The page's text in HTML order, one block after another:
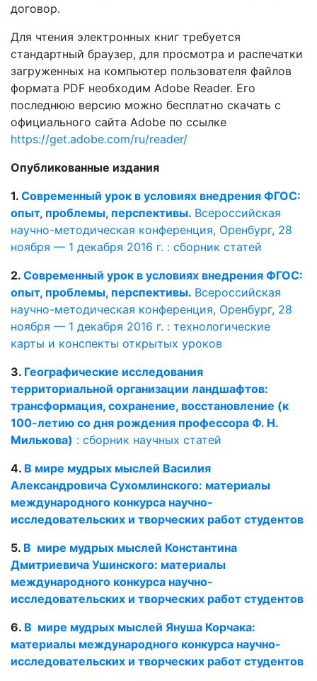
договор.
Для чтения электронных книг требуется
стандартный браузер, для просмотра и распечатки
загруженных на компьютер пользователя файлов
формата PDF необходим Adobe Reader. Его
последнюю версию можно бесплатно скачать с
официального сайта Adobe по ссылке
https://get.adobe.com/ru/reader/
Опубликованные издания
1. Современный урок в условиях внедрения ФГОС:
опыт, проблемы, перспективы. Всероссийская
научно-методическая конференция, Оренбург, 28
ноября — 1 декабря 2016 г. : сборник статей
2. Современный урок в условиях внедрения ФГОС:
опыт, проблемы, перспективы. Всероссийская
научно-методическая конференция, Оренбург, 28
ноября — 1 декабря 2016 г. : технологические
карты и конспекты открытых уроков
3. Географические исследования
территориальной организации ландшафтов:
трансформация, сохранение, восстановление (к
100-летию со дня рождения профессора Ф. Н.
Милькова) : сборник научных статей
4. В мире мудрых мыслей Василия
Александровича Сухомлинского: материалы
международного конкурса научно-
исследовательских и творческих работ студентов
5. В мире мудрых мыслей Константина
Дмитриевича Ушинского: материалы
международного конкурса научно-
исследовательских и творческих работ студентов
6. В мире мудрых мыслей Януша Корчака:
материалы международного конкурса научно-
исследовательских и творческих работ студентов